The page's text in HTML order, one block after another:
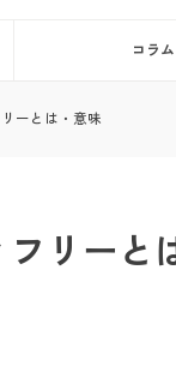
コラム
ーとは・意味
リーと